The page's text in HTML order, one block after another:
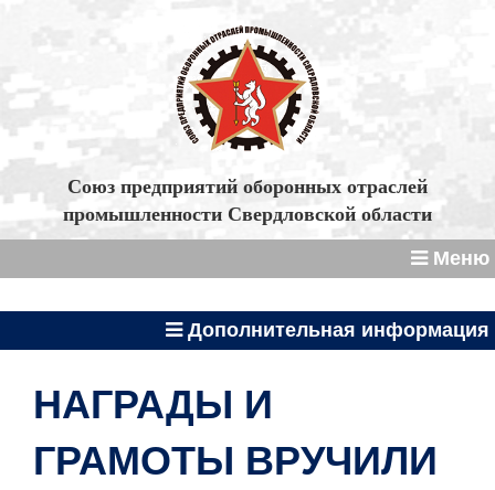
Союз предприятий оборонных отраслей
промышленности Свердловской области
Меню
Дополнительная информация
НАГРАДЫ И
ГРАМОТЫ ВРУЧИЛИ